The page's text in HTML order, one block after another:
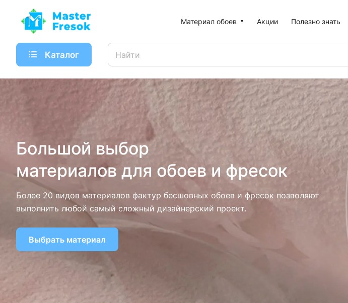
Материал обоев Акции Полезно знать
Каталог
Большой выбор
материалов для обоев и фресок
Более 20 видов материалов фактур бесшовных обоев и фресок позволяют
выполнить любой самый сложный дизайнерский проект.
Выбрать материал